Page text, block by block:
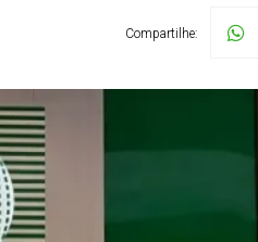
Compartilhe: